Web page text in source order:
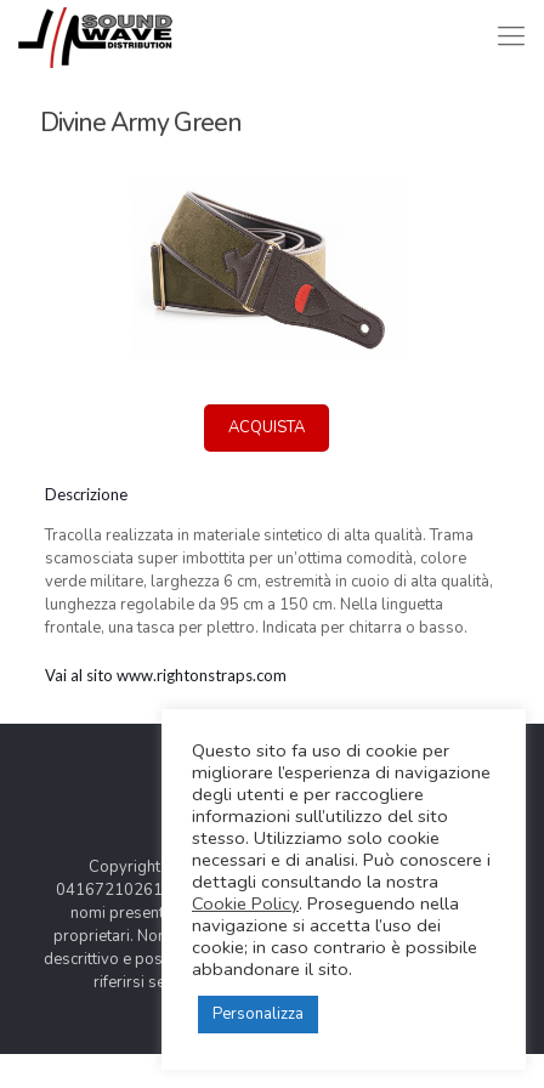
Divine Army Green
ACQUISTA
Descrizione
Tracolla realizzata in materiale sintetico di alta qualità. Trama
scamosciata super imbottita per un’ottima comodità, colore
verde militare, larghezza 6 cm, estremità in cuoio di alta qualità,
lunghezza regolabile da 95 cm a 150 cm. Nella linguetta
frontale, una tasca per plettro. Indicata per chitarra o basso.
Vai al sito www.rightonstraps.com
Copyright © 2024 Soundwave Distribution Srl - P.I.
04167210261 |
COOKIES POLICY| Tutti i marchi, i prodotti e i
nomi presentati in questo sito sono registrati dai legittimi
proprietari. Nomi e caratteristiche sono citati solamente al fine
descrittivo e possono variare senza obbligo di preavviso, quindi
riferirsi sempre ai siti web dei rispettivi costruttori.
Questo sito fa uso di cookie per
migliorare l’esperienza di navigazione
degli utenti e per raccogliere
informazioni sull’utilizzo del sito
stesso. Utilizziamo solo cookie
necessari e di analisi. Può conoscere i
dettagli consultando la nostra
Cookie Policy. Proseguendo nella
navigazione si accetta l’uso dei
cookie; in caso contrario è possibile
abbandonare il sito.
Personalizza